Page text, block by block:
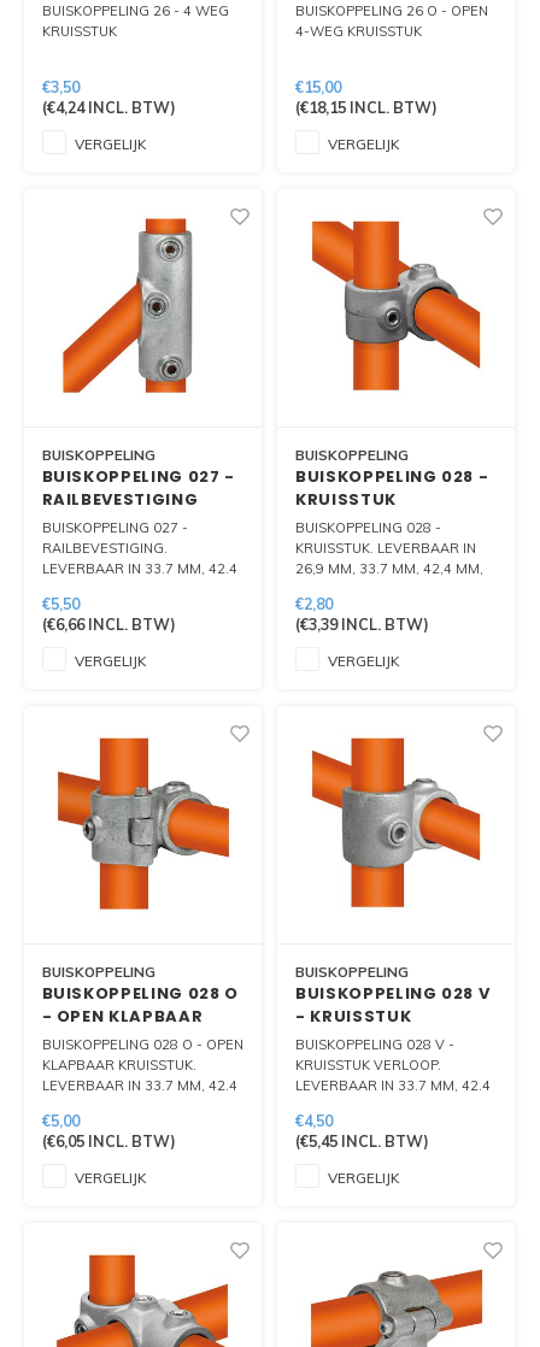
BUISKOPPELING 26 - 4 WEG
KRUISSTUK
€3,50
(€4,24INCL. BTW)
VERGELIJK
KRUISSTUK
BUISKOPPELING 26 O - OPEN
4-WEG KRUISSTUK
€15,00
(€18,15 INCL. BTW)
VERGELIJK
BUISKOPPELING
BUISKOPPELING 027 -
RAILBEVESTIGING
BUISKOPPELING 027 -
RAILBEVESTIGING.
LEVERBAAR IN 33.7 MM, 42.4
€5,50
(€6,66INCL. BTW)
VERGELIJK
BUISKOPPELING
BUISKOPPELING 028 -
KRUISSTUK
BUISKOPPELING 028 -
KRUISSTUK. LEVERBAAR IN
26,9 MM, 33.7 MM, 42,4 MM,
€2,80
(€3,39INCL. BTW)
VERGELIJK
BUISKOPPELING
BUISKOPPELING 028 O
- OPEN KLAPBAAR
KRUISSTUK
BUISKOPPELING 028 O - OPEN
KLAPBAAR KRUISSTUK.
LEVERBAAR IN 33.7 MM, 42.4
€5,00
(€6,05INCL. BTW)
VERGELIJK
BUISKOPPELING
BUISKOPPELING 028 V
- KRUISSTUK
VERLOOP
BUISKOPPELING 028 V -
KRUISSTUK VERLOOP.
LEVERBAAR IN 33.7 MM, 42.4
€4,50
(€5,45 INCL. BTW)
VERGELIJK